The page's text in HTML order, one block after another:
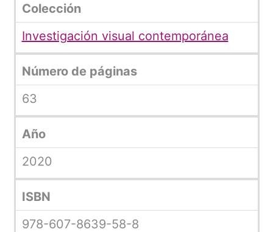
Colección
Investigación visual contemporánea
Número de páginas
63
Año
2020
ISBN
978-607-8639-58-8